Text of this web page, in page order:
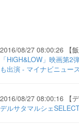
2016/08/27 08:00:26 【飯
「HiGH&LOW」映画第
も出演 - マイナビニュース
2016/08/27 08:00:16 【デ
デルサタマルシェ